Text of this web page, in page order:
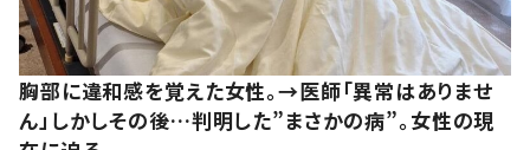
胸部に違和感を覚えた女性。→医師「異常はありませ
ん」しかしその後…判明した”まさかの病”。女性の現